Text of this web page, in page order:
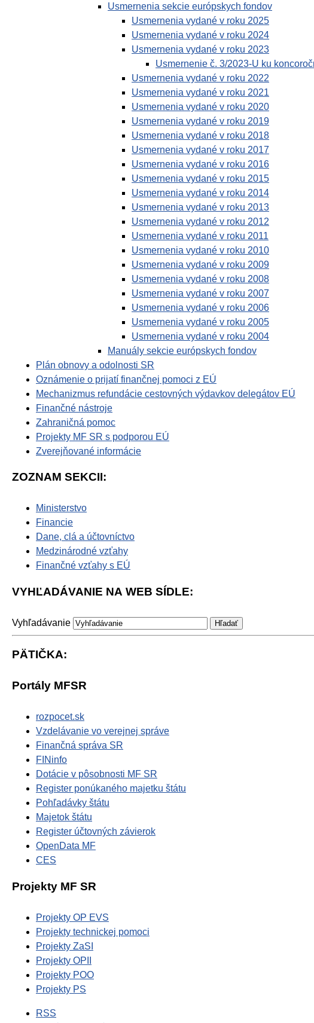
Usmernenia sekcie európskych fondov
Usmernenia vydané v roku 2025
Usmernenia vydané v roku 2024
Usmernenia vydané v roku 2023
Usmernenie č. 3/2023-U ku
Usmernenia vydané v roku 2022
Usmernenia vydané v roku 2021
Usmernenia vydané v roku 2020
Usmernenia vydané v roku 2019
Usmernenia vydané v roku 2018
Usmernenia vydané v roku 2017
Usmernenia vydané v roku 2016
Usmernenia vydané v roku 2015
Usmernenia vydané v roku 2014
Usmernenia vydané v roku 2013
Usmernenia vydané v roku 2012
Usmernenia vydané v roku 2011
Usmernenia vydané v roku 2010
Usmernenia vydané v roku 2009
Usmernenia vydané v roku 2008
Usmernenia vydané v roku 2007
Usmernenia vydané v roku 2006
Usmernenia vydané v roku 2005
Usmernenia vydané v roku 2004
Manuály sekcie európskych fondov
Plán obnovy a odolnosti SR
Oznámenie o prijatí finančnej pomoci z EÚ
Mechanizmus refundácie cestovných výdavkov delegátov EÚ
Finančné nástroje
Zahraničná pomoc
Projekty MF SR s podporou EÚ
Zverejňované informácie
ZOZNAM SEKCII:
Ministerstvo
Financie
Dane, clá a účtovníctvo
Medzinárodné vzťahy
Finančné vzťahy s EÚ
VYHĽADÁVANIE NA WEB SÍDLE:
Vyhľadávanie
PÄTIČKA:
Portály MFSR
rozpocet.sk
Vzdelávanie vo verejnej správe
Finančná správa SR
FINinfo
Dotácie v pôsobnosti MF SR
Register ponúkaného majetku štátu
Pohľadávky štátu
Majetok štátu
Register účtovných závierok
OpenData MF
CES
Projekty MF SR
Projekty OP EVS
Projekty technickej pomoci
Projekty ZaSI
Projekty OPII
Projekty POO
Projekty PS
RSS